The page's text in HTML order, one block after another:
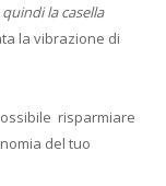
la casella
la vibrazione di
risparmiare
del tuo